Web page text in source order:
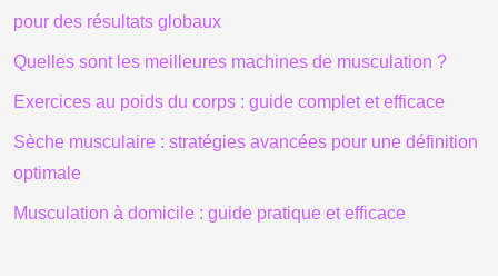
pour des résultats globaux
Quelles sont les meilleures machines de musculation ?
Exercices au poids du corps : guide complet et efficace
Sèche musculaire : stratégies avancées pour une définition
optimale
Musculation à domicile : guide pratique et efficace